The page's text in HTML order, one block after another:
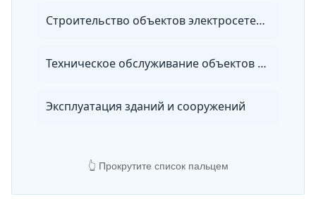
Строительство объектов электросетевого хозяйства
Техническое обслуживание объектов жилищно-коммунального хозяйства и городской инфраструктуры
Эксплуатация зданий и сооружений
👆 Прокрутите список пальцем